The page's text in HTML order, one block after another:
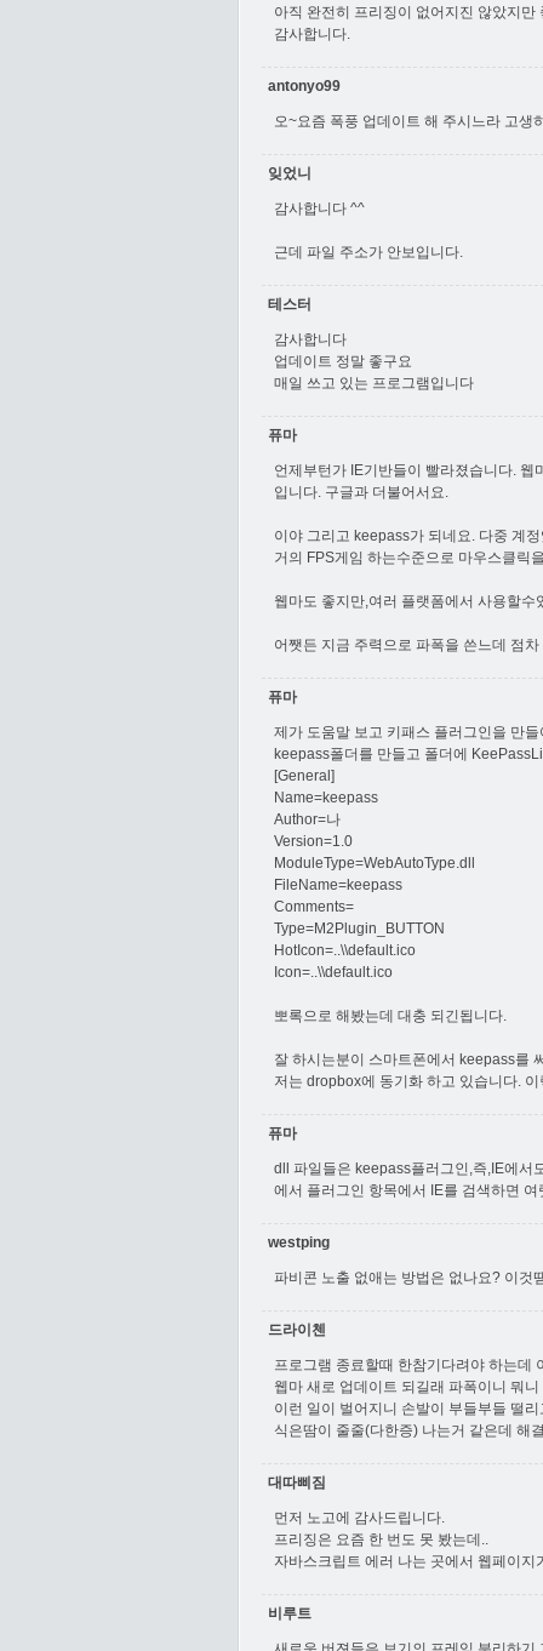
아직 완전히 프리징이 없어지진 않았지만
감사합니다.
antonyo99
오~요즘 폭풍 업데이트 해 주시느라 고생
잊었니
감사합니다 ^^
근데 파일 주소가 안보입니다.
테스터
감사합니다
업데이트 정말 좋구요
매일 쓰고 있는 프로그램입니다
퓨마
언제부턴가 IE기반들이 빨라졌습니다.
입니다. 구글과 더불어서요.
이야 그리고 keepass가 되네요. 다중 계
거의 FPS게임 하는수준으로 마우스클릭
웹마도 좋지만,여러 플랫폼에서 사용할
어쨋든 지금 주력으로 파폭을 쓴느데 점
퓨마
제가 도움말 보고 키패스 플러그인을 만
keepass폴더를 만들고 폴더에
[General]
Name=keepass
Author=나
Version=1.0
ModuleType=WebAutoType.dll
FileName=keepass
Comments=
Type=M2Plugin_BUTTON
HotIcon=..\\default.ico
Icon=..\\default.ico
뽀록으로 해봤는데 대충 되긴됩니다.
잘 하시는분이 스마트폰에서 keepass를
저는 dropbox에 동기화 하고 있습니다.
퓨마
dll 파일들은 keepass플러그인,즉,IE에서
에서 플러그인 항목에서 IE를 검색하면 여
westping
파비콘 노출 없애는 방법은 없나요? 이것
드라이첸
프로그램 종료할때 한참기다려야 하는데
웹마 새로 업데이트 되길래 파폭이니 뭐
이런 일이 벌어지니 손발이 부들부들 떨
식은땀이 줄줄(다한증) 나는거 같은데 해
대따삐짐
먼저 노고에 감사드립니다.
프리징은 요즘 한 번도 못 봤는데..
자바스크립트 에러 나는 곳에서 웹페이
비루트